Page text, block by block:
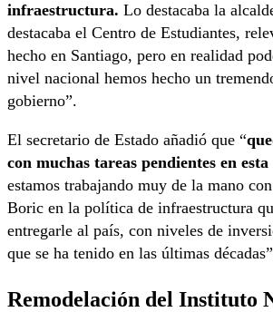
infraestructura. Lo destacaba la
destacaba el Centro de Estudiantes,
hecho en Santiago, pero en realidad
nivel nacional hemos hecho un
gobierno”.
El secretario de Estado añadió que “
con muchas tareas pendientes en
estamos trabajando muy de la mano
Boric en la política de infraestructura
entregarle al país, con niveles de
que se ha tenido en las últimas
Remodelación del Instituto